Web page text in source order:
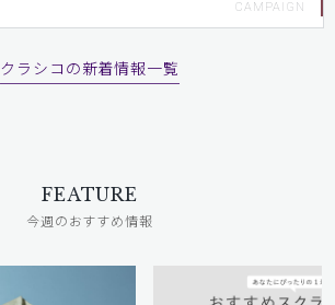
クラシコの新着情報一覧
FEATURE
今週のおすすめ情報